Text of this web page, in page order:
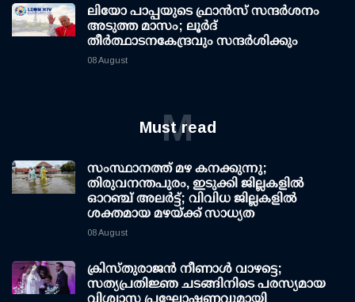
ലിയോ പാപ്പയുടെ ഫ്രാൻസ് സന്ദർശനം
അടുത്ത മാസം; ലൂർദ്
തീർത്ഥാടനകേന്ദ്രവും സന്ദർശിക്കും
08 August
Must read
M
സംസ്ഥാനത്ത് മഴ കനക്കുന്നു;
തിരുവനന്തപുരം, ഇടുക്കി ജില്ലകളിൽ
ഓറഞ്ച് അലർട്ട്; വിവിധ ജില്ലകളിൽ
ശക്തമായ മഴയ്ക്ക് സാധ്യത
08 August
ക്രിസ്തുരാജൻ നീണാൾ വാഴട്ടെ;
സത്യപ്രതിജ്ഞ ചടങ്ങിനിടെ പരസ്യമായ
വിശ്വാസ പ്രഘോഷണവുമായി